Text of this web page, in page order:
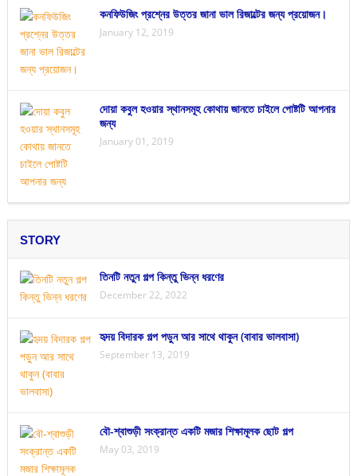
কনফিউজিং প্রশ্নের উত্তর জানা ভাল রিজাল্টের জন্য প্রয়োজন।
January 12, 2019
দোয়া কবুল হওয়ার স্থানসমূহ কোথায় জানতে চাইলে পোষ্টটি আপনার
জন্য
January 01, 2019
STORY
তিনটি নতুন গল্প কিন্তু ভিন্ন ধরণের
December 22, 2022
হৃদয় বিদারক গল্প পড়ুন আর সাথে থাকুন (বাবার ভালবাসা)
September 13, 2019
বৌ-শ্বাশুড়ী সংক্রান্ত একটি মজার শিক্ষামূলক ছোট গল্প
May 03, 2019